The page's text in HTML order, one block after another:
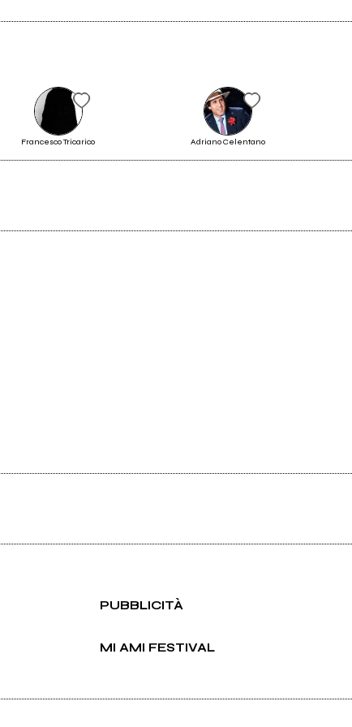
Francesco Tricarico Adriano Celentano
PUBBLICITÀ
MI AMI FESTIVAL